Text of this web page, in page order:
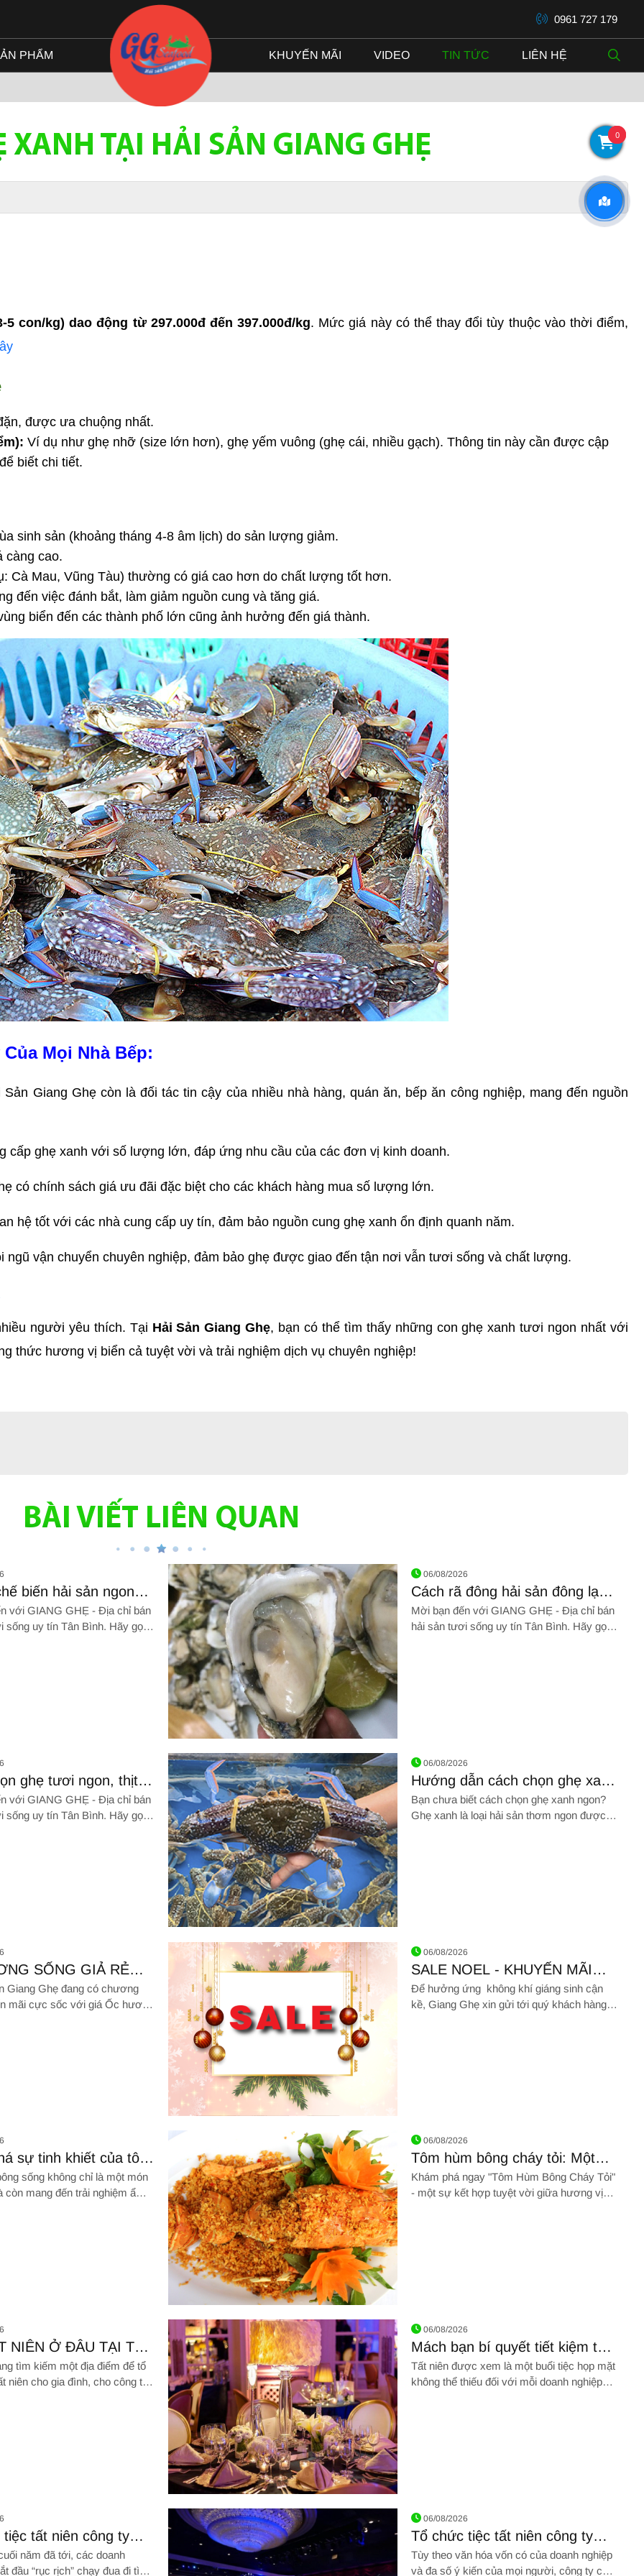
0961 727 179
PHẨM KHUYẾN MÃI VIDEO TIN TỨC LIÊN HỆ
XANH TẠI HẢI SẢN GIANG GHẸ
con/kg) dao động từ 297.000đ đến 397.000đ/kg. Mức giá này có thể thay đổi tùy thuộc vào thời điểm,
được ưa chuộng nhất.
Ví dụ như ghẹ nhỡ (size lớn hơn), ghẹ yếm vuông (ghẹ cái, nhiều gạch). Thông tin này cần được cập
biết chi tiết.
sinh sản (khoảng tháng 4-8 âm lịch) do sản lượng giảm.
càng cao.
Cà Mau, Vũng Tàu) thường có giá cao hơn do chất lượng tốt hơn.
đến việc đánh bắt, làm giảm nguồn cung và tăng giá.
biển đến các thành phố lớn cũng ảnh hưởng đến giá thành.
Mọi Nhà Bếp:
Giang Ghẹ còn là đối tác tin cậy của nhiều nhà hàng, quán ăn, bếp ăn công nghiệp, mang đến nguồn
cấp ghẹ xanh với số lượng lớn, đáp ứng nhu cầu của các đơn vị kinh doanh.
có chính sách giá ưu đãi đặc biệt cho các khách hàng mua số lượng lớn.
hệ tốt với các nhà cung cấp uy tín, đảm bảo nguồn cung ghẹ xanh ổn định quanh năm.
ngũ vận chuyển chuyên nghiệp, đảm bảo ghẹ được giao đến tận nơi vẫn tươi sống và chất lượng.
người yêu thích. Tại Hải Sản Giang Ghẹ, bạn có thể tìm thấy những con ghẹ xanh tươi ngon nhất với
thức hương vị biển cả tuyệt vời và trải nghiệm dịch vụ chuyên nghiệp!
BÀI VIẾT LIÊN QUAN
biến hải sản ngon
mãi
với GIANG GHẸ - Địa chỉ bán
sống uy tín Tân Bình. Hãy gọi
06/08/2026
Cách rã đông hải sản đông lạnh
đúng
Mời bạn đến với GIANG GHẸ - Địa chỉ bán
hải sản tươi sống uy tín Tân Bình. Hãy gọi
ghẹ tươi ngon, thịt
với GIANG GHẸ - Địa chỉ bán
sống uy tín Tân Bình. Hãy gọi
06/08/2026
Hướng dẫn cách chọn ghẹ xanh
ngon chắc thịt chưa đến một
phút
Bạn chưa biết cách chọn ghẹ xanh ngon?
Ghẹ xanh là loại hải sản thơm ngon được
SỐNG GIẢ RẺ
TRƯỜNG
Giang Ghẹ đang có chương
mãi cực sốc với giá Ốc hương
06/08/2026
SALE NOEL - KHUYẾN MÃI
GIẢM GIÁ CÁC LOẠI HẢI SẢN
Để hưởng ứng không khí giáng sinh cận
kề, Giang Ghẹ xin gửi tới quý khách hàng
sự tinh khiết của tôm
sống chất lượng:
sẽ làm bạn say mê?
sống không chỉ là một món
còn mang đến trải nghiệm ẩm
06/08/2026
Tôm hùm bông cháy tỏi: Một
trải nghiệm ẩm thực đặc sắc
Khám phá ngay "Tôm Hùm Bông Cháy Tỏi"
- một sự kết hợp tuyệt vời giữa hương vị
NIÊN Ở ĐÂU TẠI TP
tìm kiếm một địa điểm để tổ
niên cho gia đình, cho công ty
06/08/2026
Mách bạn bí quyết tiết kiệm tổ
chức tiệc tất niên
Tất niên được xem là một buổi tiệc họp mặt
không thể thiếu đối với mỗi doanh nghiệp
tất niên công ty
những gì?
năm đã tới, các doanh
đầu “rục rịch” chạy đua đi tìm
06/08/2026
Tổ chức tiệc tất niên công ty
cần có những gì?
Tùy theo văn hóa vốn có của doanh nghiệp
và đa số ý kiến của mọi người, công ty có
0